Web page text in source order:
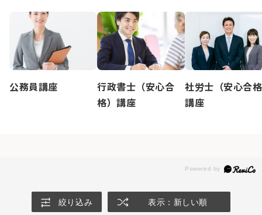
公務員講座
行政書士（安心合
格）講座
社労士（安心合
講座
絞り込み 表示：新しい順